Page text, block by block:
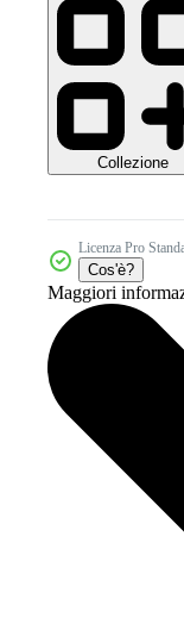
Collezione
Licenza Pro
Cos'è?
Maggiori